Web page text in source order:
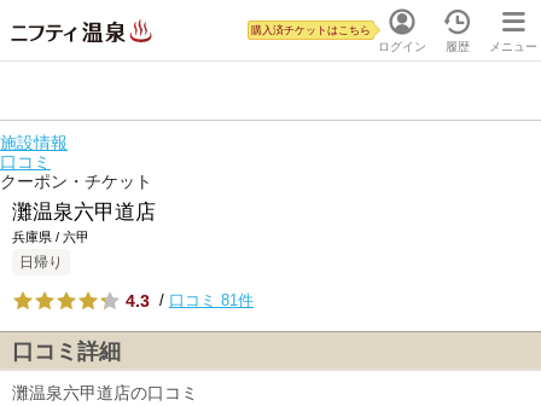
ログイン
購入済チケットはこちら
履歴 メニュー
施設情報
口コミ
クーポン・チケット
灘温泉六甲道店
兵庫県 / 六甲
日帰り
4.3 / 口コミ 81件
口コミ詳細
灘温泉六甲道店の口コミ